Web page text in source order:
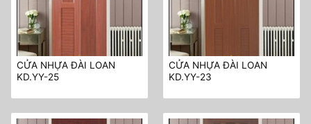
CỬA NHỰA ĐÀI LOAN
KD.YY-25
CỬA NHỰA ĐÀI LOAN
KD.YY-23